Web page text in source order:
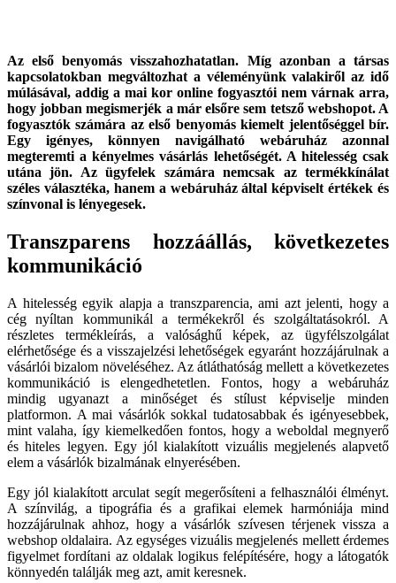
Az első benyomás visszahozhatatlan. Míg azonban a társas
kapcsolatokban megváltozhat a véleményünk valakiről az idő
múlásával, addig a mai kor online fogyasztói nem várnak arra,
hogy jobban megismerjék a már elsőre sem tetsző webshopot. A
fogyasztók számára az első benyomás kiemelt jelentőséggel bír.
Egy igényes, könnyen navigálható webáruház azonnal
megteremti a kényelmes vásárlás lehetőségét. A hitelesség csak
utána jön. Az ügyfelek számára nemcsak az termékkínálat
széles választéka, hanem a webáruház által képviselt értékek és
színvonal is lényegesek.
Transzparens hozzáállás, következetes
kommunikáció
A hitelesség egyik alapja a transzparencia, ami azt jelenti, hogy a
cég nyíltan kommunikál a termékekről és szolgáltatásokról. A
részletes termékleírás, a valósághű képek, az ügyfélszolgálat
elérhetősége és a visszajelzési lehetőségek egyaránt hozzájárulnak a
vásárlói bizalom növeléséhez. Az átláthatóság mellett a következetes
kommunikáció is elengedhetetlen. Fontos, hogy a webáruház
mindig ugyanazt a minőséget és stílust képviselje minden
platformon. A mai vásárlók sokkal tudatosabbak és igényesebbek,
mint valaha, így kiemelkedően fontos, hogy a weboldal megnyerő
és hiteles legyen. Egy jól kialakított vizuális megjelenés alapvető
elem a vásárlók bizalmának elnyerésében.
Egy jól kialakított arculat segít megerősíteni a felhasználói élményt.
A színvilág, a tipográfia és a grafikai elemek harmóniája mind
hozzájárulnak ahhoz, hogy a vásárlók szívesen térjenek vissza a
webshop oldalaira. Az egységes vizuális megjelenés mellett érdemes
figyelmet fordítani az oldalak logikus felépítésére, hogy a látogatók
könnyedén találják meg azt, amit keresnek.